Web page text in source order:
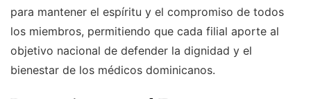
para mantener el espíritu y el compromiso de todos
los miembros, permitiendo que cada filial aporte al
objetivo nacional de defender la dignidad y el
bienestar de los médicos dominicanos.